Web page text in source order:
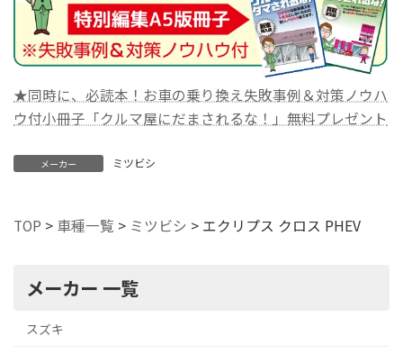
★同時に、必読本！お車の乗り換え失敗事例＆対策ノウハ
ウ付小冊子「クルマ屋にだまされるな！」無料プレゼント
メーカー ミツビシ
TOP > 車種一覧 > ミツビシ > エクリプス クロス PHEV
メーカー 一覧
スズキ